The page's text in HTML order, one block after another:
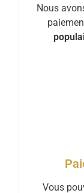
Nous
Vous